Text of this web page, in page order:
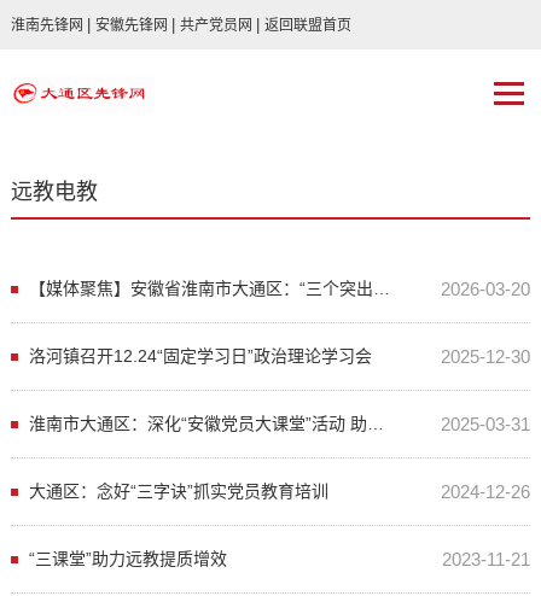
淮南先锋网 安徽先锋网 共产党员网 返回联盟首页
远教电教
【媒体聚焦】安徽省淮南市大通区：“三个突出”推动农村党员教育提质增效 2026-03-20
洛河镇召开12.24“固定学习日”政治理论学习会 2025-12-30
淮南市大通区：深化“安徽党员大课堂”活动 助推党员教育质效双增 2025-03-31
大通区：念好“三字诀”抓实党员教育培训 2024-12-26
“三课堂”助力远教提质增效 2023-11-21